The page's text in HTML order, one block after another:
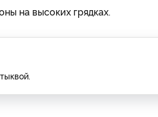
на высоких грядках.